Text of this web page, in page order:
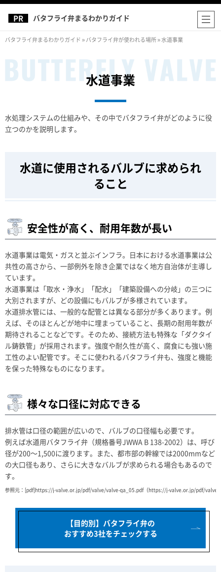
バタフライ弁まるわかりガイド
バタフライ弁まるわかりガイド»バタフライ弁が使われる場所»水道事業
水道事業
水処理システムの仕組みや、その中でバタフライ弁がどのように役
立つのかを説明します。
水道に使用されるバルブに求められ
ること
安全性が高く、耐用年数が長い
水道事業は電気・ガスと並ぶインフラ。日本における水道事業は公
共性の高さから、一部例外を除き企業ではなく地方自治体が主導し
ています。
水道事業は「取水・浄水」「配水」「建築設備への分岐」の三つに
大別されますが、どの設備にもバルブが多様されています。
水道排水管には、一般的な配管とは異なる部分が多くあります。例
えば、そのほとんどが地中に埋まっていること、長期の耐用年数が
期待されることなどです。そのため、接続方法も特殊な「ダクタイ
ル鋳鉄管」が採用されます。強度や耐久性が高く、腐食にも強い施
工性のよい配管です。そこに使われるバタフライ弁も、強度と機能
を保った特殊なものになります。
様々な口径に対応できる
排水管は口径の範囲が広いので、バルブの口径幅も必要です。
例えば水道用バタフライ弁（規格番号JWWA B 138-2002）は、呼び
径が200～1,500に渡ります。また、都市部の幹線では2000mmなど
の大口径もあり、さらに大きなバルブが求められる場合もあるので
す。
参照元：[pdf]https://j-valve.or.jp/pdf/valve/valve-qa_05.pdf（https://j-valve.or.jp/pdf/valve/
【目的別】バタフライ弁の
おすすめ3社をチェックする